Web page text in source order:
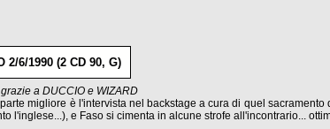
2/6/1990 (2 CD 90, G)
a DUCCIO e WIZARD
parte migliore è l'intervista nel backstage a cura di quel
l'inglese...), e Faso si cimenta in alcune strofe all'incontrario...